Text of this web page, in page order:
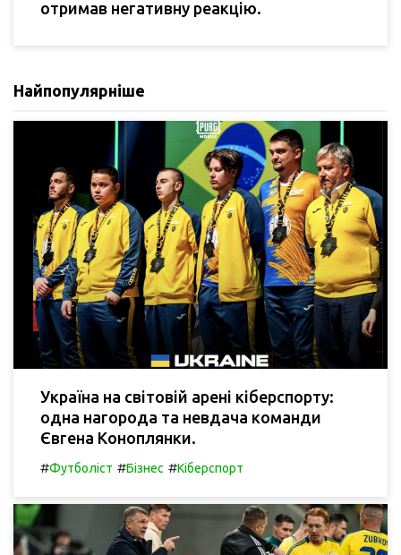
отримав негативну реакцію.
Найпопулярніше
Україна на світовій арені кіберспорту:
одна нагорода та невдача команди
Євгена Коноплянки.
#Футболіст #Бізнес #Кіберспорт